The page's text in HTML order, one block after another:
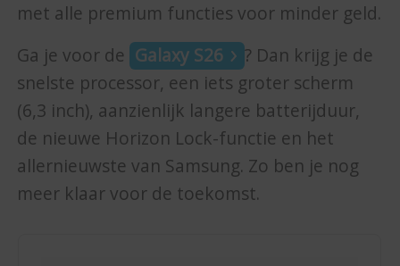
met alle premium functies voor minder geld.
Ga je voor de Galaxy S26
? Dan krijg je de
snelste processor, een iets groter scherm
(6,3 inch), aanzienlijk langere batterijduur,
de nieuwe Horizon Lock-functie en het
allernieuwste van Samsung. Zo ben je nog
meer klaar voor de toekomst.